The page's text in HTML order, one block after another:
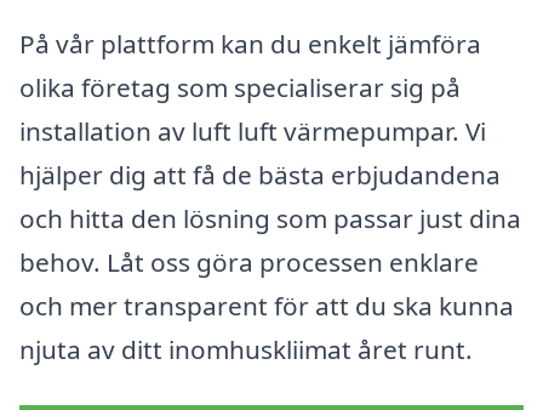
På vår plattform kan du enkelt jämföra
olika företag som specialiserar sig på
installation av luft luft värmepumpar. Vi
hjälper dig att få de bästa erbjudandena
och hitta den lösning som passar just dina
behov. Låt oss göra processen enklare
och mer transparent för att du ska kunna
njuta av ditt inomhuskliimat året runt.